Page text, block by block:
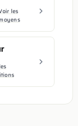
les